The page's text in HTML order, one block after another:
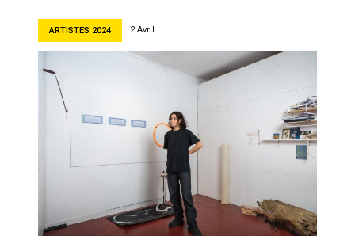
ARTISTES 2024 2 Avril